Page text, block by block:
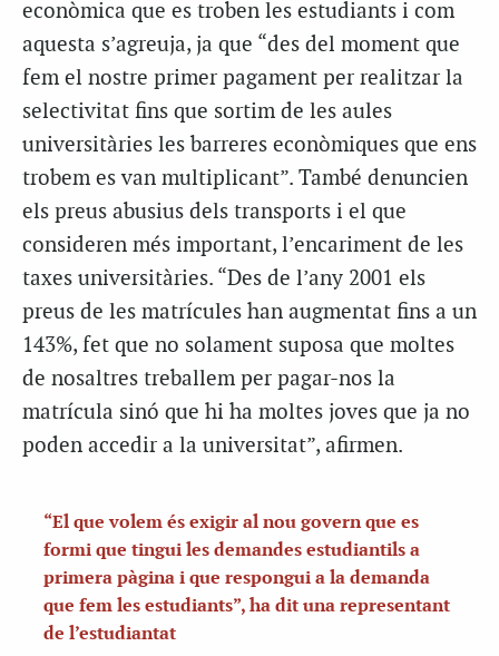
econòmica que es troben les estudiants i com
aquesta s’agreuja, ja que “des del moment que
fem el nostre primer pagament per realitzar la
selectivitat fins que sortim de les aules
universitàries les barreres econòmiques que ens
trobem es van multiplicant”. També denuncien
els preus abusius dels transports i el que
consideren més important, l’encariment de les
taxes universitàries. “Des de l’any 2001 els
preus de les matrícules han augmentat fins a un
143%, fet que no solament suposa que moltes
de nosaltres treballem per pagar-nos la
matrícula sinó que hi ha moltes joves que ja no
poden accedir a la universitat”, afirmen.
“El que volem és exigir al nou govern que es
formi que tingui les demandes estudiantils a
primera pàgina i que respongui a la demanda
que fem les estudiants”, ha dit una representant
de l’estudiantat